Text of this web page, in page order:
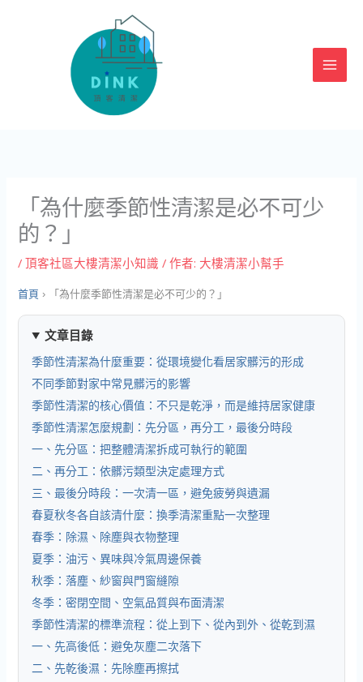
「為什麼季節性清潔是必不可少
的？」
/頂客社區大樓清潔小知識 / 作者: 大樓清潔小幫手
首頁 › 「為什麼季節性清潔是必不可少的？」
文章目錄
季節性清潔為什麼重要：從環境變化看居家髒污的形成
不同季節對家中常見髒污的影響
季節性清潔的核心價值：不只是乾淨，而是維持居家健康
季節性清潔怎麼規劃：先分區，再分工，最後分時段
一、先分區：把整體清潔拆成可執行的範圍
二、再分工：依髒污類型決定處理方式
三、最後分時段：一次清一區，避免疲勞與遺漏
春夏秋冬各自該清什麼：換季清潔重點一次整理
春季：除濕、除塵與衣物整理
夏季：油污、異味與冷氣周邊保養
秋季：落塵、紗窗與門窗縫隙
冬季：密閉空間、空氣品質與布面清潔
季節性清潔的標準流程：從上到下、從內到外、從乾到濕
一、先高後低：避免灰塵二次落下
二、先乾後濕：先除塵再擦拭